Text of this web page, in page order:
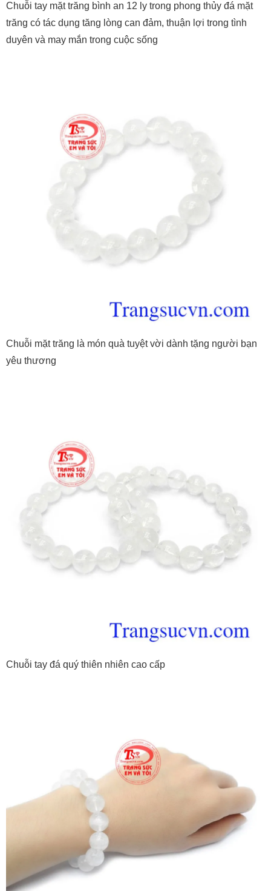
Chuỗi tay mặt trăng bình an 12 ly trong phong thủy đá mặt
trăng có tác dụng tăng lòng can đảm, thuận lợi trong tình
duyên và may mắn trong cuộc sống
Chuỗi mặt trăng là món quà tuyệt vời dành tặng người bạn
yêu thương
Chuỗi tay đá quý thiên nhiên cao cấp